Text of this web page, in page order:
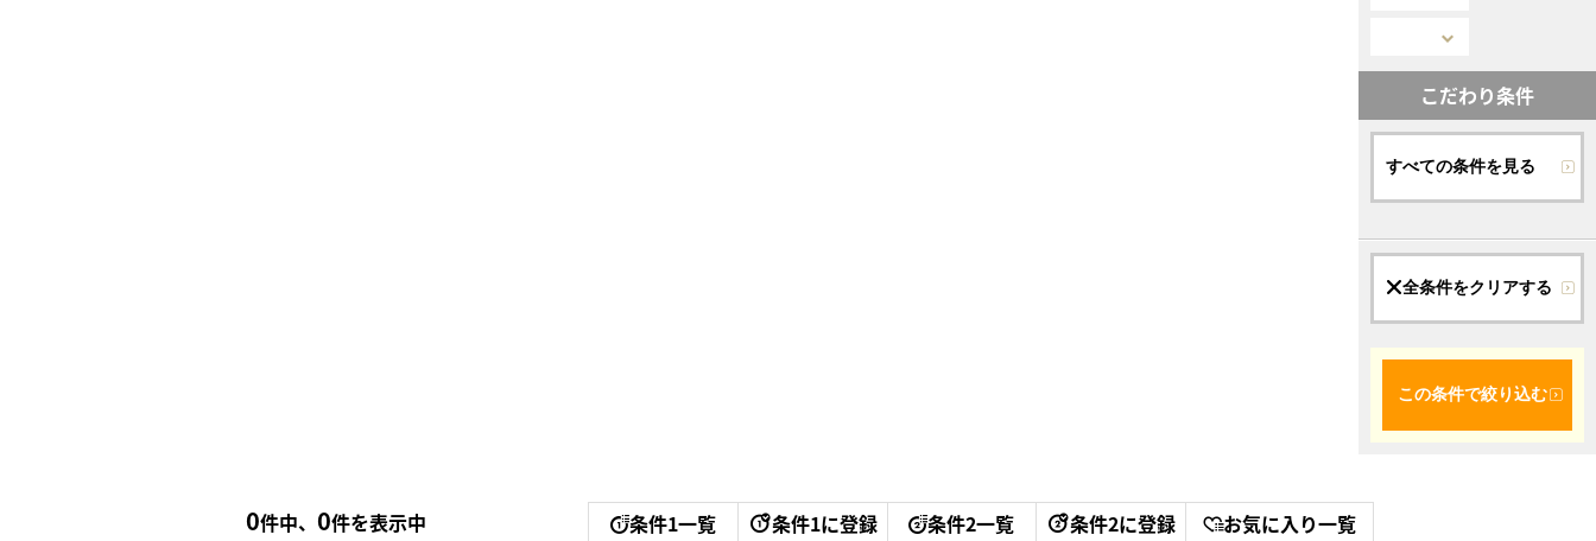
こだわり条件
すべての条件を見る
全条件をクリアする
この条件で絞り込む
0件中、 0件を表示中 条件1一覧 条件1に登録 条件2一覧 条件2に登録 お気に入り一覧